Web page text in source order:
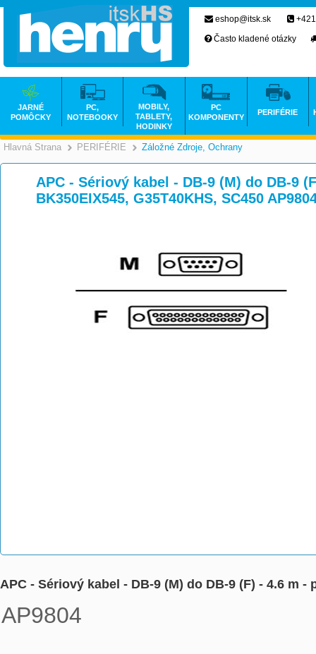
Hlavná Strana >
PERIFÉRIE >
Záložné Zdroje, Ochrany
APC - Sériový kabel - DB-9 (M) do DB-9
BK350EIX545, G35T40KHS, SC450
APC - Sériový kabel - DB-9 (M) do DB-9 (F) - 4.6 m -
AP9804
eshop@itsk.sk
Často kladené otázky
JARNÉ
POMÔCKY
PC,
NOTEBOOKY
MOBILY,
TABLETY,
HODINKY
PC
KOMPONENTY
PERIFÉRIE